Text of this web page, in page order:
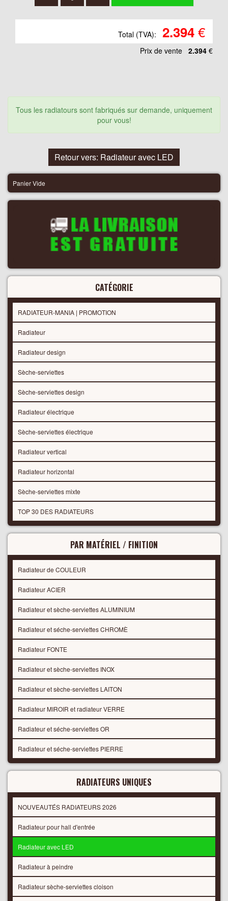
Total (TVA): 2.394€
Prix ​​de vente 2.394 €
Tous les radiatours sont fabriqués sur demande, uniquement
pour vous!
Retour vers: Radiateur avec LED
Panier Vide
CATÉGORIE
RADIATEUR-MANIA | PROMOTION
Radiateur
Radiateur design
Sèche-serviettes
Sèche-serviettes design
Radiateur électrique
Sèche-serviettes électrique
Radiateur vertical
Radiateur horizontal
Sèche-serviettes mixte
TOP 30 DES RADIATEURS
PAR MATÉRIEL / FINITION
Radiateur de COULEUR
Radiateur ACIER
Radiateur et sèche-serviettes ALUMINIUM
Radiateur et séche-serviettes CHROMÈ
Radiateur FONTE
Radiateur et sèche-serviettes INOX
Radiateur et sèche-serviettes LAITON
Radiateur MIROIR et radiateur VERRE
Radiateur et séche-serviettes OR
Radiateur et séche-serviettes PIERRE
RADIATEURS UNIQUES
NOUVEAUTÉS RADIATEURS 2026
Radiateur pour hall d'entrée
Radiateur avec LED
Radiateur à peindre
Radiateur sèche-serviettes cloison